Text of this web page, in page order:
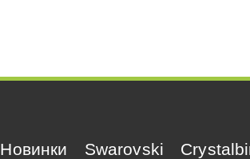
Новинки Swarovski